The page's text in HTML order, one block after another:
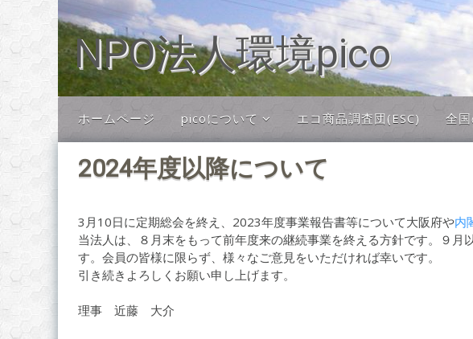
ン
テ
ン
ツ
へ
動
NPO法人環境pico
ホームページ picoについて
picoについて
Cafe&Gallery NAZ
会員制度・ご寄付につ
いて
エコ商品調査団(ESC) 全
全国
2024年度以降について
3月10日に定期総会を終え、2023年度事業報告書等について大阪府や内
当法人は、８月末をもって前年度来の継続事業を終える方針です。９月
す。会員の皆様に限らず、様々なご意見をいただければ幸いです。
引き続きよろしくお願い申し上げます。
理事 近藤 大介